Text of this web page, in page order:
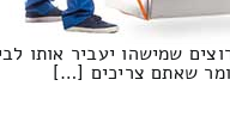
שמישהו יעביר אותו
שאתם צריכים […]